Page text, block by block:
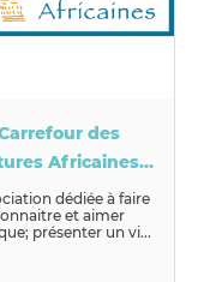
des
Africaines -
CCA
dédiée à faire
et aimer
présenter un vi...